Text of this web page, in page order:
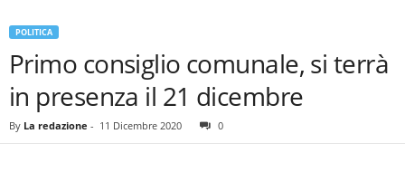
POLITICA
Primo consiglio comunale, si terrà
in presenza il 21 dicembre
By La redazione - 11 Dicembre 2020 0